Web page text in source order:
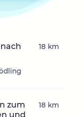
18 km
zum
und
18 km